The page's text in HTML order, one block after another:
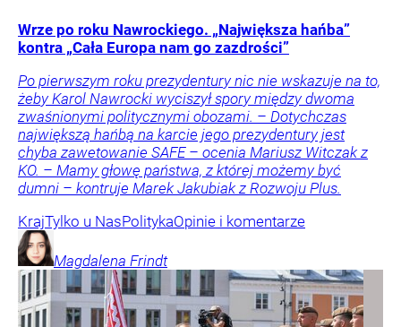
Wrze po roku Nawrockiego. „Największa hańba”
kontra „Cała Europa nam go zazdrości”
Po pierwszym roku prezydentury nic nie wskazuje na to,
żeby Karol Nawrocki wyciszył spory między dwoma
zwaśnionymi politycznymi obozami. – Dotychczas
największą hańbą na karcie jego prezydentury jest
chyba zawetowanie SAFE – ocenia Mariusz Witczak z
KO. – Mamy głowę państwa, z której możemy być
dumni – kontruje Marek Jakubiak z Rozwoju Plus.
KrajTylko u NasPolitykaOpinie i komentarze
Magdalena Frindt